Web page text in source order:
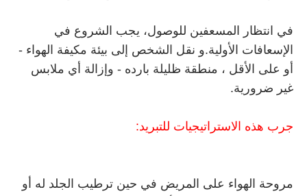
في انتظار المسعفين للوصول، يجب الشروع في
الإسعافات الأولية.و نقل الشخص إلى بيئة مكيفة الهواء -
أو على الأقل ، منطقة ظليلة بارده - وإزالة أي ملابس
غير ضرورية.
جرب هذه الاستراتيجيات للتبريد:
مروحة الهواء على المريض في حين ترطيب الجلد له أو